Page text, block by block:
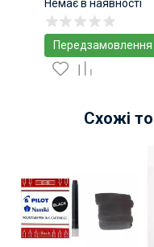
Немає в наявності
Передзамовлення
Схожі